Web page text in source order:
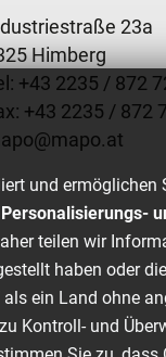
23a
Himberg
+43 2235 / 872
+43 2235 / 872
@mapo.at
und ermöglichen
teilen wir
haben oder
ein Land ohne
Kontroll- und